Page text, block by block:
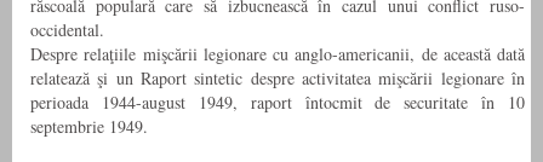
răscoală populară care să izbucnească în cazul unui conflict ruso-
occidental.
Despre relaţiile mişcării legionare cu anglo-americanii, de această dată
relatează şi un Raport sintetic despre activitatea mişcării legionare în
perioada 1944-august 1949, raport întocmit de securitate în 10
septembrie 1949.